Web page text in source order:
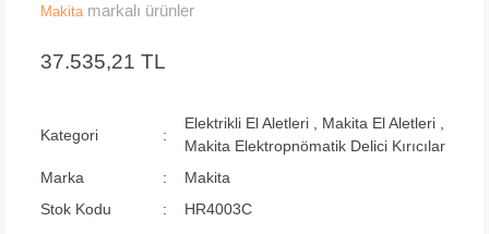
Makita markalı ürünler
37.535,21 TL
Kategori
Elektrikli El Aletleri Makita El Aletleri
Makita Elektropnömatik Delici Kırıcılar
Marka
Makita
Stok Kodu
HR4003C